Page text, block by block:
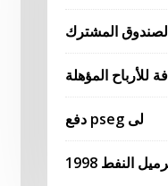
المشترك
للأرباح المؤهلة
دفع pseg لى
النفط 1998